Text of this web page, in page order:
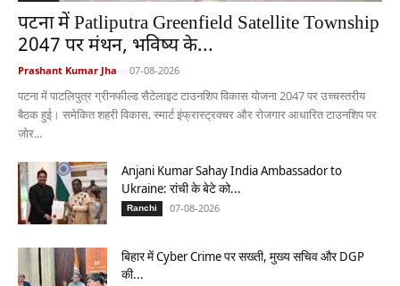
पटना में Patliputra Greenfield Satellite Township
2047 पर मंथन, भविष्य के...
Prashant Kumar Jha - 07-08-2026
पटना में पाटलिपुत्र ग्रीनफील्ड सैटेलाइट टाउनशिप विकास योजना 2047 पर उच्चस्तरीय
बैठक हुई। समेकित शहरी विकास, स्मार्ट इंफ्रास्ट्रक्चर और रोजगार आधारित टाउनशिप पर
जोर...
Anjani Kumar Sahay India Ambassador to
Ukraine: रांची के बेटे को...
Ranchi 07-08-2026
बिहार में Cyber Crime पर सख्ती, मुख्य सचिव और DGP
की...